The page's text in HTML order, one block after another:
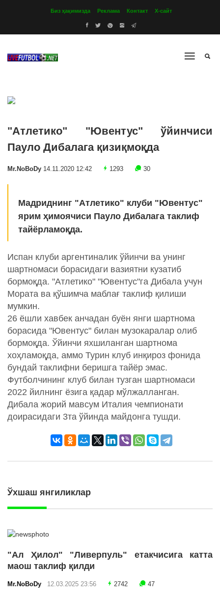
Биз ҳақимизда Реклама Контакт Х-сайт
"Атлетико" "Ювентус" ўйинчиси
Пауло Дибалага қизиқмоқда
Mr.NoBoDy 14.11.2020 12:42 1293 30
Мадриднинг "Атлетико" клуби "Ювентус"
ярим ҳимоячиси Пауло Дибалага таклиф
тайёрламоқда.
Испан клуби аргентиналик ўйинчи ва унинг
шартномаси борасидаги вазиятни кузатиб
бормоқда. "Атлетико" "Ювентус"га Дибала учун
Мората ва қўшимча маблағ таклиф қилиши
мумкин.
26 ёшли хавбек анчадан буён янги шартнома
борасида "Ювентус" билан музокаралар олиб
бормоқда. Ўйинчи яхшиланган шартнома
хоҳламоқда, аммо Турин клуб инқироз фонида
бундай таклифни беришга тайёр эмас.
Футболчининг клуб билан тузган шартномаси
2022 йилнинг ёзига қадар мўлжалланган.
Дибала жорий мавсум Италия чемпионати
доирасидаги 3та ўйинда майдонга тушди.
Ўхшаш янгиликлар
"Ал Ҳилол" "Ливерпуль" етакчисига катта
маош таклиф қилди
Mr.NoBoDy 12.03.2025 23:56 2742 47